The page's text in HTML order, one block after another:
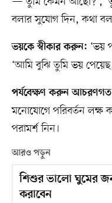
বলার সুযোগ দিন, কথা
ভয়কে স্বীকার করুন: ‘ভয়
‘আমি বুঝি তুমি ভয়
পর্যবেক্ষণ করুন আচরণগত
মনোযোগে পরিবর্তন লক্ষ
পরামর্শ নিন।
আরও পড়ুন
শিশুর ভালো ঘুমের
করাবেন